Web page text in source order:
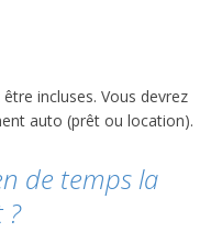
incluses. Vous devrez
auto (prêt ou location).
de temps la